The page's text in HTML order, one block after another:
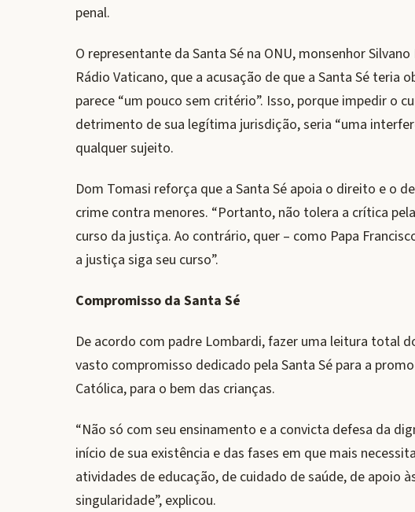
penal.
O representante da Santa Sé na ONU, monsenhor
Rádio Vaticano, que a acusação de que a Santa Sé teria
parece “um pouco sem critério”. Isso, porque impedir o
detrimento de sua legítima jurisdição, seria “uma
qualquer sujeito.
Dom Tomasi reforça que a Santa Sé apoia o direito e o
crime contra menores. “Portanto, não tolera a crítica
curso da justiça. Ao contrário, quer – como Papa
a justiça siga seu curso”.
Compromisso da Santa Sé
De acordo com padre Lombardi, fazer uma leitura total
vasto compromisso dedicado pela Santa Sé para a
Católica, para o bem das crianças.
“Não só com seu ensinamento e a convicta defesa da
início de sua existência e das fases em que mais
atividades de educação, de cuidado de saúde, de apoio
singularidade”, explicou.